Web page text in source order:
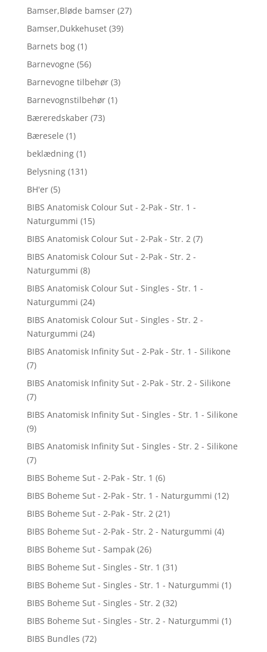
Bamser,Bløde bamser (27)
Bamser,Dukkehuset (39)
Barnets bog (1)
Barnevogne (56)
Barnevogne tilbehør (3)
Barnevognstilbehør (1)
Bæreredskaber (73)
Bæresele (1)
beklædning (1)
Belysning (131)
BH'er (5)
BIBS Anatomisk Colour Sut - 2-Pak - Str. 1 -
Naturgummi (15)
BIBS Anatomisk Colour Sut - 2-Pak - Str. 2 (7)
BIBS Anatomisk Colour Sut - 2-Pak - Str. 2 -
Naturgummi (8)
BIBS Anatomisk Colour Sut - Singles - Str. 1 -
Naturgummi (24)
BIBS Anatomisk Colour Sut - Singles - Str. 2 -
Naturgummi (24)
BIBS Anatomisk Infinity Sut - 2-Pak - Str. 1 - Silikone
(7)
BIBS Anatomisk Infinity Sut - 2-Pak - Str. 2 - Silikone
(7)
BIBS Anatomisk Infinity Sut - Singles - Str. 1 - Silikone
(9)
BIBS Anatomisk Infinity Sut - Singles - Str. 2 - Silikone
(7)
BIBS Boheme Sut - 2-Pak - Str. 1 (6)
BIBS Boheme Sut - 2-Pak - Str. 1 - Naturgummi (12)
BIBS Boheme Sut - 2-Pak - Str. 2 (21)
BIBS Boheme Sut - 2-Pak - Str. 2 - Naturgummi (4)
BIBS Boheme Sut - Sampak (26)
BIBS Boheme Sut - Singles - Str. 1 (31)
BIBS Boheme Sut - Singles - Str. 1 - Naturgummi (1)
BIBS Boheme Sut - Singles - Str. 2 (32)
BIBS Boheme Sut - Singles - Str. 2 - Naturgummi (1)
BIBS Bundles (72)